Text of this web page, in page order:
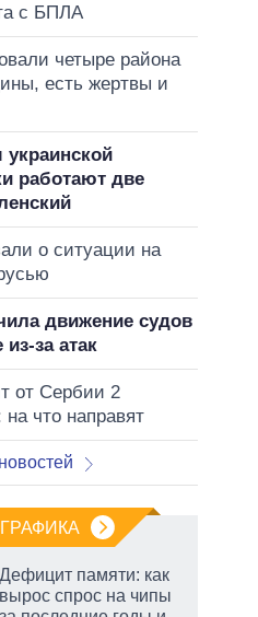
с БПЛА
четыре района
есть жертвы и
работают две
о ситуации на
движение судов
за атак
от Сербии 2
что направят
Дефицит памяти: как
вырос спрос на чипы